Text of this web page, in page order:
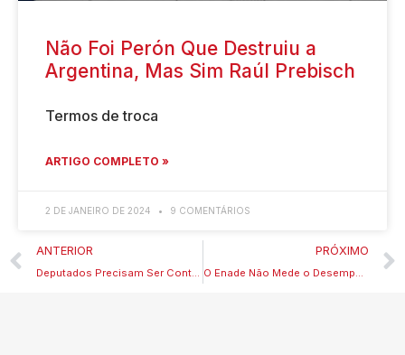
Não Foi Perón Que Destruiu a
Argentina, Mas Sim Raúl Prebisch
Termos de troca
ARTIGO COMPLETO »
2 DE JANEIRO DE 2024 9 COMENTÁRIOS
ANTERIOR
Deputados Precisam Ser Controlados DEPOIS de Tomarem Posse
PRÓXIMO
O Enade Não Mede o Desempenho do Curso Avaliado